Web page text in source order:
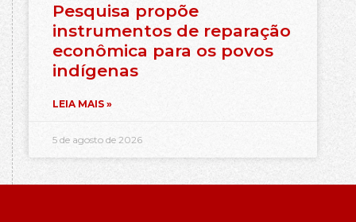
Pesquisa propõe
instrumentos de reparação
econômica para os povos
indígenas
LEIA MAIS »
5 de agosto de 2026